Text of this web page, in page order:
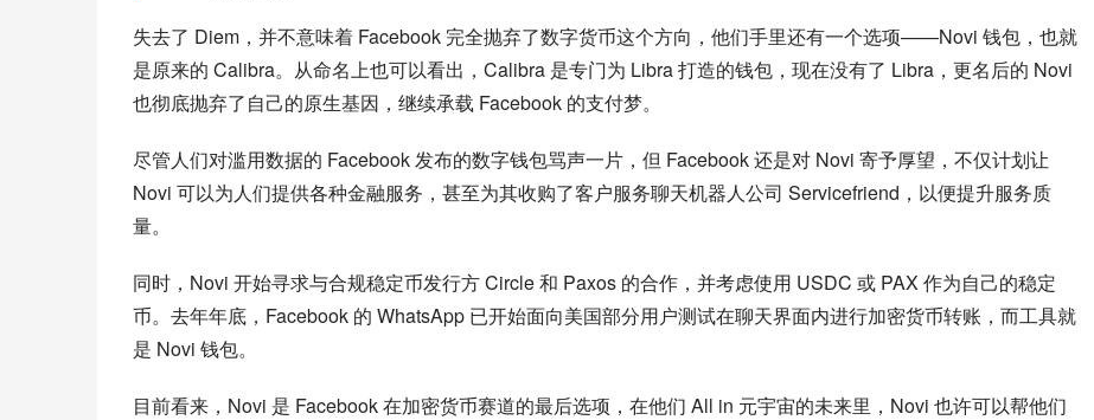
失去了 Diem，并不意味着 Facebook 完全抛弃了数字货币这个方向，他们手里还有一个选项——Novi 钱包，也就
是原来的 Calibra。从命名上也可以看出，Calibra 是专门为 Libra 打造的钱包，现在没有了 Libra，更名后的 Novi
也彻底抛弃了自己的原生基因，继续承载 Facebook 的支付梦。
尽管人们对滥用数据的 Facebook 发布的数字钱包骂声一片，但 Facebook 还是对 Novi 寄予厚望，不仅计划让
Novi 可以为人们提供各种金融服务，甚至为其收购了客户服务聊天机器人公司 Servicefriend，以便提升服务质
量。
同时，Novi 开始寻求与合规稳定币发行方 Circle 和 Paxos 的合作，并考虑使用 USDC 或 PAX 作为自己的稳定
币。去年年底，Facebook 的 WhatsApp 已开始面向美国部分用户测试在聊天界面内进行加密货币转账，而工具就
是 Novi 钱包。
目前看来，Novi 是 Facebook 在加密货币赛道的最后选项，在他们 All in 元宇宙的未来里，Novi 也许可以帮他们